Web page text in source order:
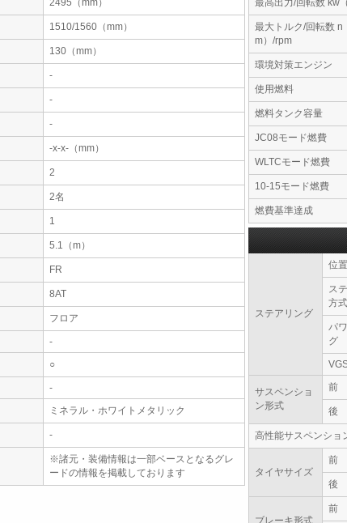
2495（mm）
1510/1560（mm）
130（mm）
-
-
-
-x-x-（mm）
2
2名
1
5.1（m）
FR
8AT
フロア
-
○
-
ミネラル・ホワイトメタリック
-
※諸元・装備情報は一部ベースとなるグレ
ードの情報を掲載しております
最高出力/回転数 kw
最大トルク/回転数 n
m）/rpm
環境対策エンジン
使用燃料
燃料タンク容量
JC08モード燃費
WLTCモード燃費
10-15モード燃費
燃費基準達成
ステアリング
位置
ス
方式
パ
グ
サスペンショ
ン形式
前
後
高性能サスペンショ
タイヤサイズ
前
後
ブレーキ形式
前